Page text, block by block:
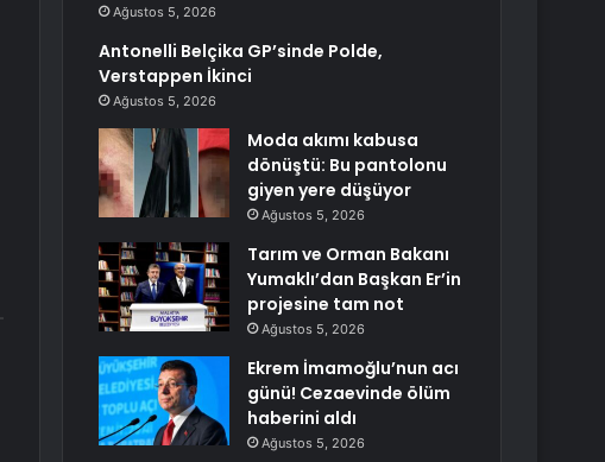
Ağustos 5, 2026
Antonelli Belçika GP’sinde Polde,
Verstappen İkinci
Ağustos 5, 2026
Moda akımı kabusa
dönüştü: Bu pantolonu
giyen yere düşüyor
Ağustos 5, 2026
Tarım ve Orman Bakanı
Yumaklı’dan Başkan Er’in
projesine tam not
Ağustos 5, 2026
Ekrem İmamoğlu’nun acı
günü! Cezaevinde ölüm
haberini aldı
Ağustos 5, 2026